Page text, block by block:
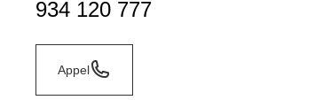
934 120 777
Appel